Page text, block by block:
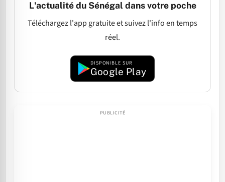
L'actualité du Sénégal dans votre poche
Téléchargez l'app gratuite et suivez l'info en temps
réel.
DISPONIBLE SUR
Google Play